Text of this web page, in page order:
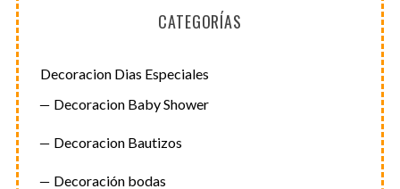
CATEGORÍAS
Decoracion Dias Especiales
Decoracion Baby Shower
Decoracion Bautizos
Decoración bodas